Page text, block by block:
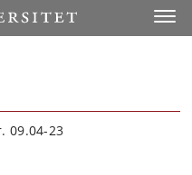
09.04-23